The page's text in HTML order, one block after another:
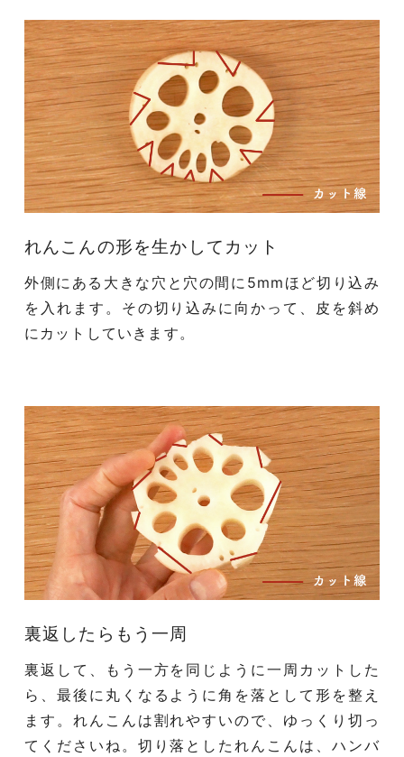
れんこんの形を生かしてカット
外側にある大きな穴と穴の間に5mmほど切り込み
を入れます。その切り込みに向かって、皮を斜め
にカットしていきます。
裏返したらもう一周
裏返して、もう一方を同じように一周カットした
ら、最後に丸くなるように角を落として形を整え
ます。れんこんは割れやすいので、ゆっくり切っ
てくださいね。切り落としたれんこんは、ハンバ